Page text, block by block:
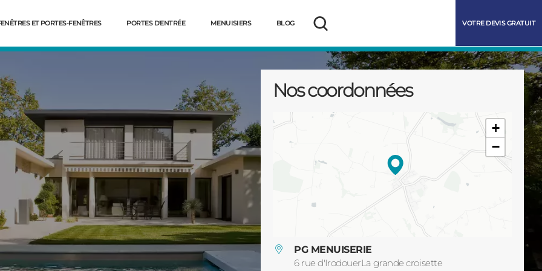
ET PORTES-FENÊTRES PORTES D'ENTRÉE MENUISIERS BLOG
Rechercher
VOTRE DEVIS GRATUIT
Nos coordonnées
+
−
PG MENUISERIE
6 rue d'IrodouerLa grande croisette